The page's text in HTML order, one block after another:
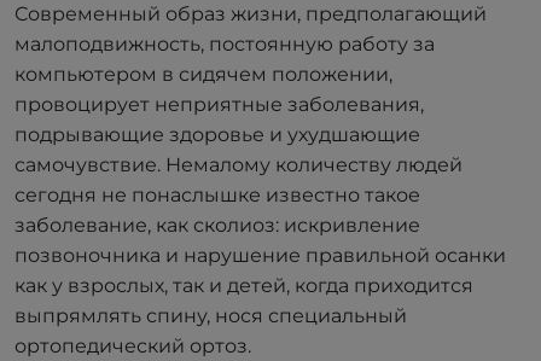
Современный образ жизни, предполагающий
малоподвижность, постоянную работу за
компьютером в сидячем положении,
провоцирует неприятные заболевания,
подрывающие здоровье и ухудшающие
самочувствие. Немалому количеству людей
сегодня не понаслышке известно такое
заболевание, как сколиоз: искривление
позвоночника и нарушение правильной осанки
как у взрослых, так и детей, когда приходится
выпрямлять спину, нося специальный
ортопедический ортоз.